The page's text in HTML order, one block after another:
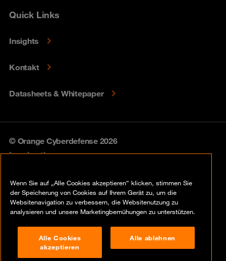
Quick Links
Insights
Kontakt
Datasheets & Whitepaper
© Orange Cyberdefense 2026
Legal notice
Vulnerability policy
Compliance
Wenn Sie auf „Alle Cookies akzeptieren“ klicken, stimmen Sie
der Speicherung von Cookies auf Ihrem Gerät zu, um die
Websitenavigation zu verbessern, die Websitenutzung zu
analysieren und unsere Marketingbemühungen zu unterstützen.
Alle Cookies
akzeptieren
Alle ablehnen